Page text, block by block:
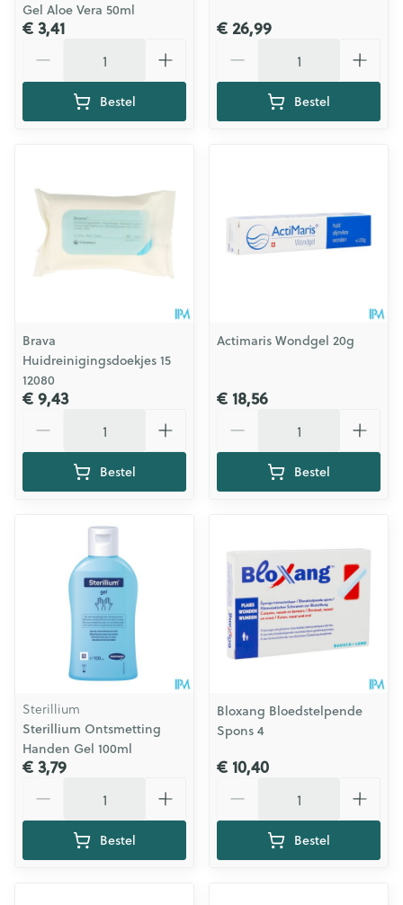
Gel Aloe Vera 50ml
€ 3,41
Bestel
€ 26,99
Bestel
Brava
Huidreinigingsdoekjes 15
12080
€ 9,43
Bestel
Actimaris Wondgel 20g
€ 18,56
Bestel
Sterillium
Sterillium Ontsmetting
Handen Gel 100ml
€ 3,79
Bestel
Bloxang Bloedstelpende
Spons 4
€ 10,40
Bestel